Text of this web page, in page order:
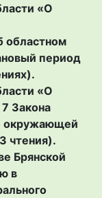
«О
областном
период
«О
Закона
окружающей
чтения).
Брянской
в